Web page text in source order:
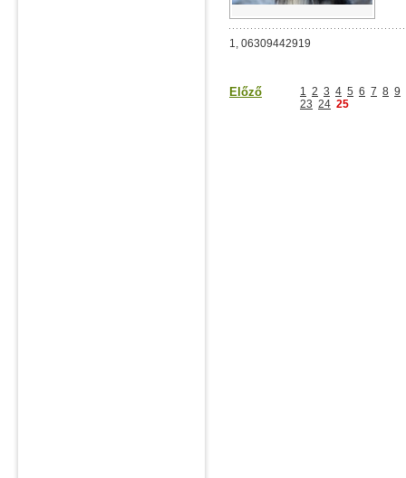
1, 06309442919
Előző 1 2 3 4 5 6 7 8 9
23 24 25